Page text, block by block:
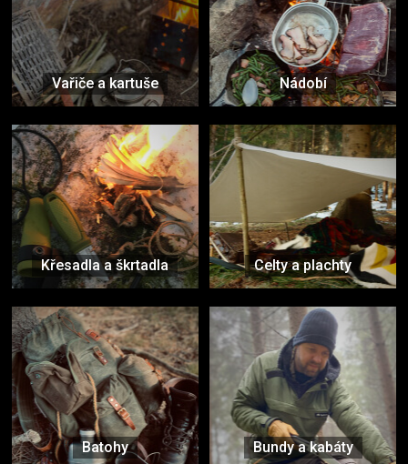
Vařiče a kartuše Nádobí
Křesadla a škrtadla Celty a plachty
Batohy Bundy a kabáty